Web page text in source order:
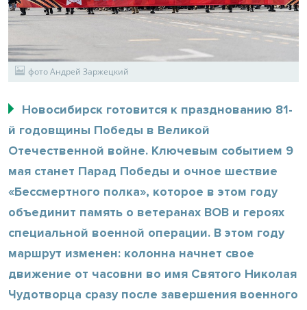
фото Андрей Заржецкий
Новосибирск готовится к празднованию 81-
й годовщины Победы в Великой
Отечественной войне. Ключевым событием 9
мая станет Парад Победы и очное шествие
«Бессмертного полка», которое в этом году
объединит память о ветеранах ВОВ и героях
специальной военной операции. В этом году
маршрут изменен: колонна начнет свое
движение от часовни во имя Святого Николая
Чудотворца сразу после завершения военного